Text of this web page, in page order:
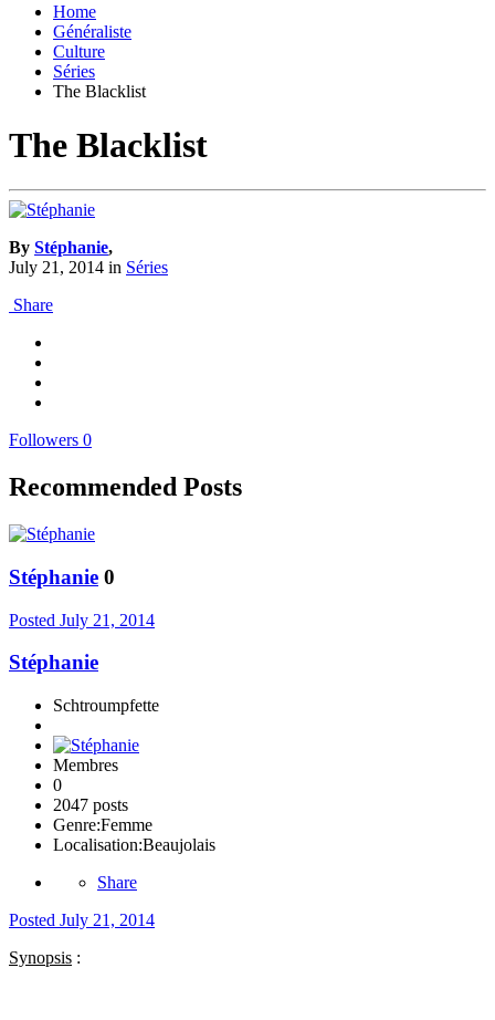
Home
Généraliste
Culture
Séries
The Blacklist
The Blacklist
By Stéphanie,
July 21, 2014 in Séries
Share
Followers 0
Recommended Posts
Stéphanie 0
Posted July 21, 2014
Stéphanie
Schtroumpfette
Membres
0
2047 posts
Genre:Femme
Localisation:Beaujolais
Share
Posted July 21, 2014
Synopsis :